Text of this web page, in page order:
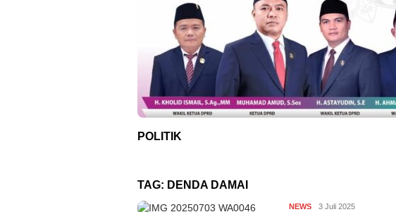
POLITIK
TAG: DENDA DAMAI
NEWS Redaksi
3 Juli 2025